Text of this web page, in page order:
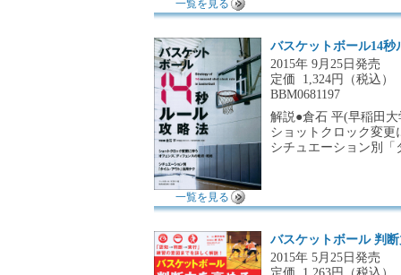
一覧を見る
バスケットボール14秒
2015年 9月25日発売
定価 1,324円（税込）
BBM0681197
解説●倉石 平(早稲田
ショットクロック変
シチュエーション別
一覧を見る
バスケットボール 判
2015年 5月25日発売